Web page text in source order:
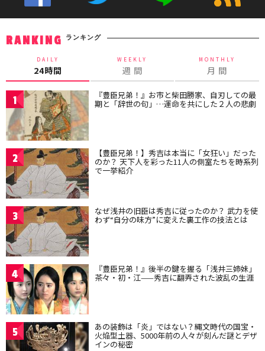
RANKING ランキング
DAILY
24時間
WEEKLY
週 間
MONTHLY
月 間
1 『豊臣兄弟！』お市と柴田勝家、自刃しての最
期と「辞世の句」…運命を共にした２人の悲劇
2 【豊臣兄弟！】秀吉は本当に「女狂い」だった
のか？ 天下人を彩った11人の側室たちを時系列
で一挙紹介
3 なぜ浅井の旧臣は秀吉に従ったのか？ 武力を使
わず“自分の味方”に変えた裏工作の技法とは
4 『豊臣兄弟！』後半の鍵を握る「浅井三姉妹」
茶々・初・江——秀吉に翻弄された波乱の生涯
5 あの装飾は「炎」ではない？縄文時代の国宝・
火焔型土器、5000年前の人々が刻んだ謎とデザ
インの秘密